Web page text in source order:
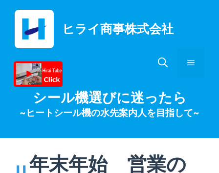
ヒライ商事株式会社
メ
シール機選びに迷ったら
~ヒートシール機の水先案内人を目指して~
年末年始 営業の